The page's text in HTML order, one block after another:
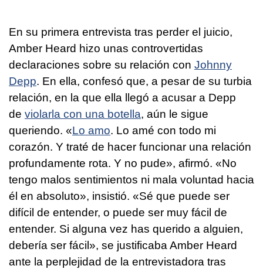
En su primera entrevista tras perder el juicio,
Amber Heard hizo unas controvertidas
declaraciones sobre su relación con Johnny
Depp. En ella, confesó que, a pesar de su turbia
relación, en la que ella llegó a acusar a Depp
de violarla con una botella, aún le sigue
queriendo. «Lo amo. Lo amé con todo mi
corazón. Y traté de hacer funcionar una relación
profundamente rota. Y no pude», afirmó. «No
tengo malos sentimientos ni mala voluntad hacia
él en absoluto», insistió. «Sé que puede ser
difícil de entender, o puede ser muy fácil de
entender. Si alguna vez has querido a alguien,
debería ser fácil», se justificaba Amber Heard
ante la perplejidad de la entrevistadora tras